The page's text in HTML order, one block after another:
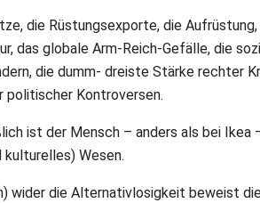
die Rüstungsexporte, die Aufrüstung,
das globale Arm-Reich-Gefälle, die
die dumm- dreiste Stärke rechter
politischer Kontroversen.
ist der Mensch – anders als bei Ikea
Wesen.
wider die Alternativlosigkeit beweist